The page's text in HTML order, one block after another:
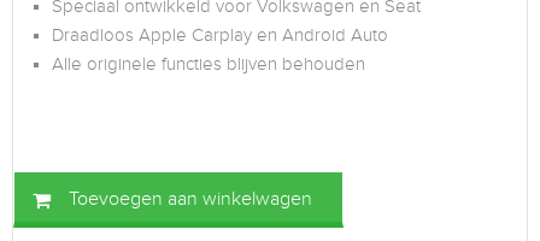
Speciaal ontwikkeld voor Volkswagen en Seat
Draadloos Apple Carplay en Android Auto
Alle originele functies blijven behouden
Toevoegen aan winkelwagen